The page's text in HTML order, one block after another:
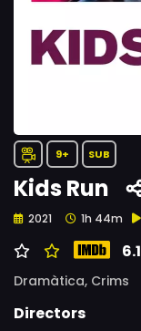
9+ SUB
Kids Run
2021 1h 44m
6.1
Dramàtica, Crims
Directors